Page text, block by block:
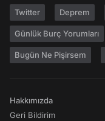
Twitter Deprem
Günlük Burç Yorumları
Bugün Ne Pişirsem
Hakkımızda
Geri Bildirim